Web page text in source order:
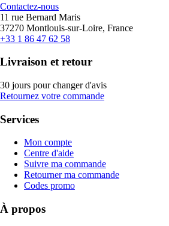
Contactez-nous
11 rue Bernard Maris
37270 Montlouis-sur-Loire, France
+33 1 86 47 62 58
Livraison et retour
30 jours pour changer d'avis
Retournez votre commande
Services
Mon compte
Centre d'aide
Suivre ma commande
Retourner ma commande
Codes promo
À propos